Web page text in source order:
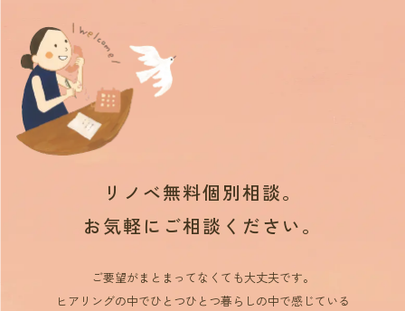
リノベ無料個別相談。
お気軽にご相談ください。
ご要望がまとまってなくても大丈夫です。
ヒアリングの中でひとつひとつ暮らしの中で感じている